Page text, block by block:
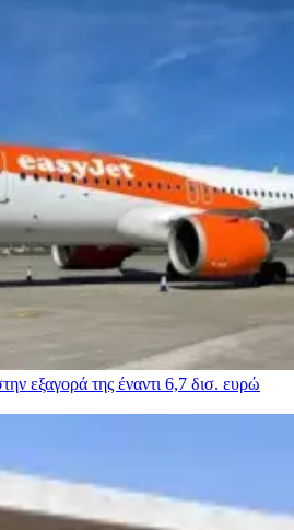
εξαγορά της έναντι 6,7 δισ. ευρώ